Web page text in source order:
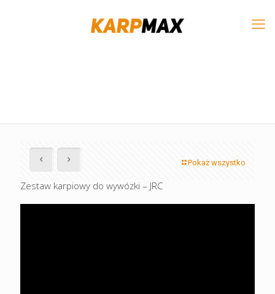
Pokaż wszystko
Zestaw karpiowy do wywózki – JRC